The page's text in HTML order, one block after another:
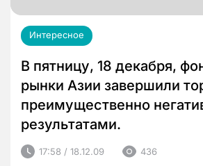
Интересное
В пятницу, 18 декабря,
рынки Азии завершили
преимущественно
результатами.
17:58 / 18.12.09 436